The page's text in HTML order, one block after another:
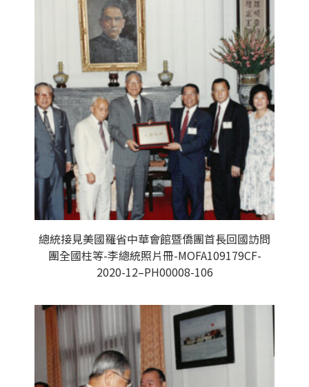
總統接見美國羅省中華會館暨僑團首長回國訪問
團全國柱等-李總統照片冊-MOFA109179CF-
2020-12–PH00008-106